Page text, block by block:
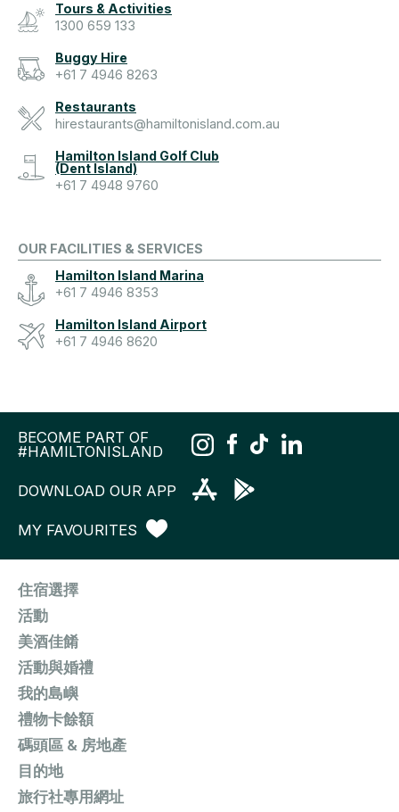
Tours & Activities
1300 659 133
Buggy Hire
+61 7 4946 8263
Restaurants
hirestaurants@hamiltonisland.com.au
Hamilton Island Golf Club
(Dent Island)
+61 7 4948 9760
OUR FACILITIES & SERVICES
Hamilton Island Marina
+61 7 4946 8353
Hamilton Island Airport
+61 7 4946 8620
BECOME PART OF
#HAMILTONISLAND
DOWNLOAD OUR APP
MY FAVOURITES
住宿選擇
活動
美酒佳餚
活動與婚禮
我的島嶼
禮物卡餘額
碼頭區 & 房地產
目的地
旅行社專用網址